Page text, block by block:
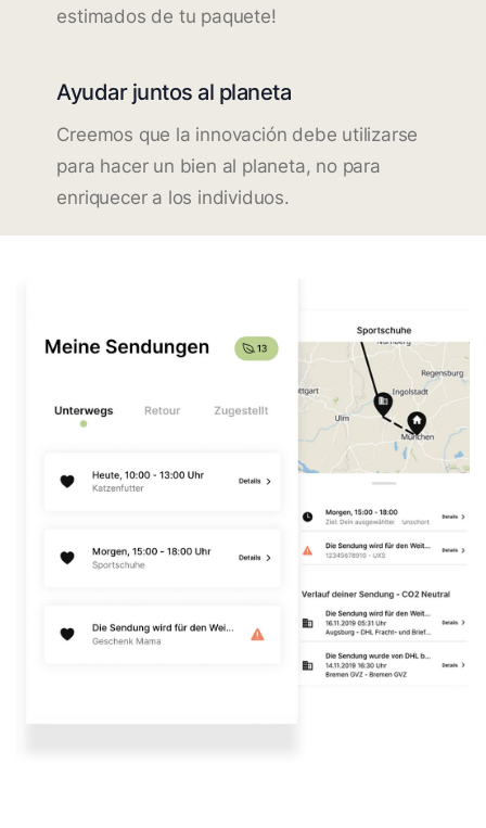
estimados de tu paquete!
Ayudar juntos al planeta
Creemos que la innovación debe utilizarse
para hacer un bien al planeta, no para
enriquecer a los individuos.